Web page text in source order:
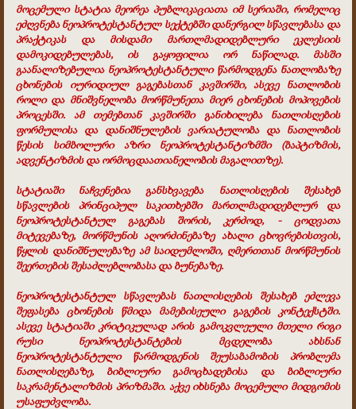
მოცემული სტატია მეორეა პუბლიკაციათა იმ სერიაში, რომელიც
ეძღვნება ნეოპროტესტანტულ სექტებში დანერგილ სწავლებასა და
პრაქტიკას და მისდამი მართლმადიდებლური ეკლესიის
დამოკიდებულებას, ის გაყოფილია ორ ნაწილად. მასში
გაანალიზებულია ნეოპროტესტანტული წარმოდგენა ნათლობაზე
ცხონების იურიდიულ გაგებასთან კავშირში, ასევე ნათლობის
როლი და მნიშვნელობა მორწმუნეთა მიერ ცხონების მოპოვების
პროცესში. ამ თემებთან კავშირში განიხილება ნათლისღების
ფორმულისა და დანიშნულების ვარიატულობა და ნათლობის
წესის სიმბოლური აზრი ნეოპროტესტანტიზმში (ბაპტიზმის,
ადვენტიზმის და ორმოცდაათიანელობის მაგალითზე).
სტატიაში ნაჩვენებია განსხვავება ნათლისღების შესახებ
სწავლების პრინციპულ საკითხებში მართლმადიდებლურ და
ნეოპროტესტანტულ გაგებას შორის, კერძოდ, - ცოდვათა
მიტევებაზე, მორწმუნის აღორძინებაზე ახალი ცხოვრებისთვის,
წყლის დანიშნულებაზე ამ საიდუმლოში, ღმერთთან მორწმუნის
შეერთების შესაძლებლობასა და ბუნებაზე.
ნეოპროტესტანტულ სწავლებას ნათლისღების შესახებ ეძლევა
შეფასება ცხონების წმიდა მამებისეული გაგების კონტექსტში.
ასევე სტატიაში კრიტიკულად არის გამოკვლეული მთელი რიგი
რუსი ნეოპროტესტანტების მცდელობა ახსნან
ნეოპროტესტანტული წარმოდგენის შეუსაბამობის პრობლემა
ნათლისღებაზე, ბიბლიური გამოცხადებისა და ბიბლიური
საკრამენტალიზმის პრიზმაში. აქვე იხსნება მოცემული მიდგომის
უსაფუძვლობა.